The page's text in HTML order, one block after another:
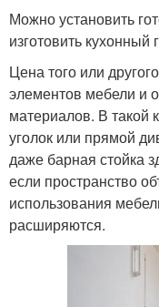
Можно установить
изготовить кухонный
Цена того или
элементов мебели и
материалов. В такой
уголок или прямой
даже барная стойка
если пространство
использования
расширяются.